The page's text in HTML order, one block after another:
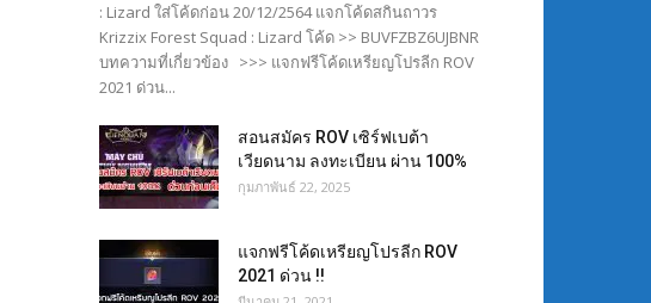
: Lizard ใส่โค้ดก่อน 20/12/2564 แจกโค้ดสกินถาวร
Krizzix Forest Squad : Lizard โค้ด >> BUVFZBZ6UJBNR
บทความที่เกี่ยวข้อง >>> แจกฟรีโค้ดเหรียญโปรลีก ROV
2021 ด่วน...
สอนสมัคร ROV เซิร์ฟเบต้า
เวียดนาม ลงทะเบียน ผ่าน 100%
กุมภาพันธ์ 22, 2025
แจกฟรีโค้ดเหรียญโปรลีก ROV
2021 ด่วน !!